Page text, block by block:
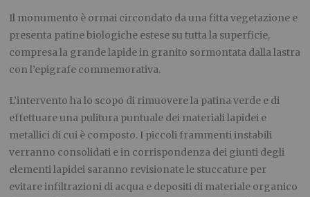
Il monumento è ormai circondato da una fitta vegetazione e
presenta patine biologiche estese su tutta la superficie,
compresa la grande lapide in granito sormontata dalla lastra
con l’epigrafe commemorativa.
L’intervento ha lo scopo di rimuovere la patina verde e di
effettuare una pulitura puntuale dei materiali lapidei e
metallici di cui è composto. I piccoli frammenti instabili
verranno consolidati e in corrispondenza dei giunti degli
elementi lapidei saranno revisionate le stuccature per
evitare infiltrazioni di acqua e depositi di materiale organico